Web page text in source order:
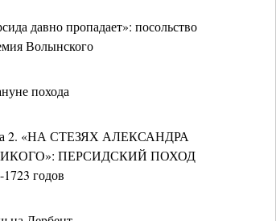
давно пропадает»: посольство
Волынского
похода
2. «НА СТЕЗЯХ АЛЕКСАНДРА
ПЕРСИДСКИЙ ПОХОД
1723 годов